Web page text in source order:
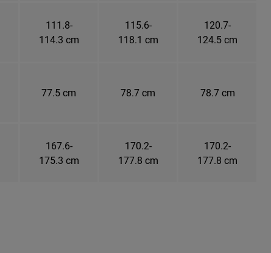
111.8-
114.3 cm
115.6-
118.1 cm
120.7-
124.5 cm
77.5 cm 78.7 cm 78.7 cm
167.6-
175.3 cm
170.2-
177.8 cm
170.2-
177.8 cm